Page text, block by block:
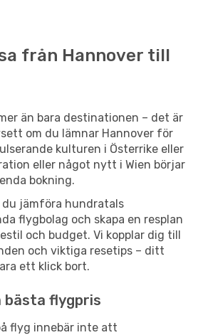
från Hannover till
än bara destinationen – det är
om du lämnar Hannover för
kulturen i Österrike eller
eller något nytt i Wien börjar
bokning.
du jämföra hundratals
flygbolag och skapa en resplan
och budget. Vi kopplar dig till
och viktiga resetips – ditt
ett klick bort.
flygpris
flyg innebär inte att